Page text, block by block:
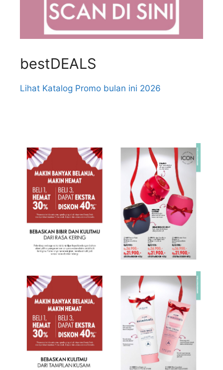
bestDEALS
Lihat Katalog Promo bulan ini 2026